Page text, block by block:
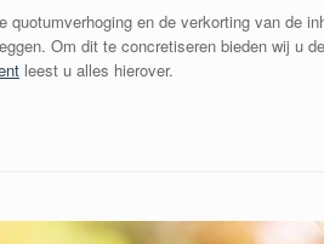
quotumverhoging en de verkorting van de
Om dit te concretiseren bieden wij u
leest u alles hierover.